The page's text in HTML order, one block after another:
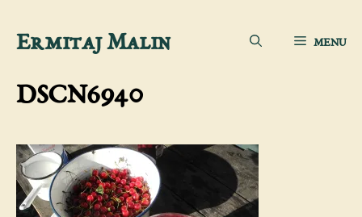
Aller
contenu
Ermitaj Malin MENU
DSCN6940